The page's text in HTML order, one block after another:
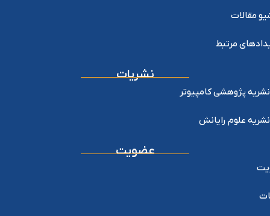
مقالات
مرتبط
نشریات
نشریه پژوهشی کامپیوتر
نشریه علوم رایانش
عضویت